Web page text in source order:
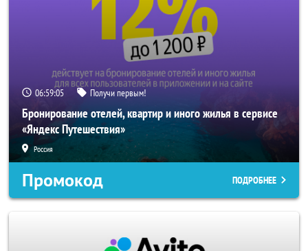
06:59:05 Получи первым!
Бронирование отелей, квартир и иного жилья в сервисе
«Яндекс Путешествия»
Россия
Промокод ПОДРОБНЕЕ